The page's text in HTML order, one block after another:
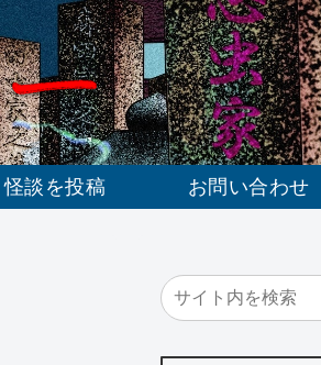
怪談を投稿 お問い合わせ